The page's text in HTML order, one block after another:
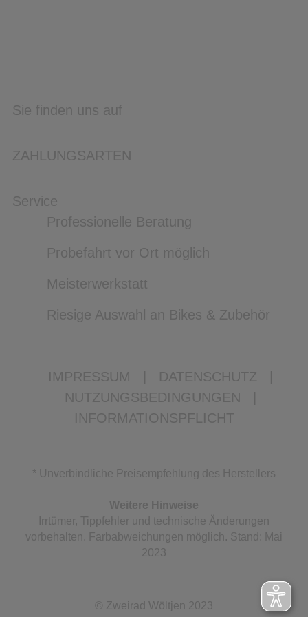
Sie finden uns auf
ZAHLUNGSARTEN
Service
Professionelle Beratung
Probefahrt vor Ort möglich
Meisterwerkstatt
Riesige Auswahl an Bikes & Zubehör
IMPRESSUM DATENSCHUTZ
NUTZUNGSBEDINGUNGEN
INFORMATIONSPFLICHT
* Unverbindliche Preisempfehlung des Herstellers
Weitere Hinweise
Irrtümer, Tippfehler und technische Änderungen
vorbehalten. Farbabweichungen möglich. Stand: Mai
2023
© Zweirad Wöltjen 2023